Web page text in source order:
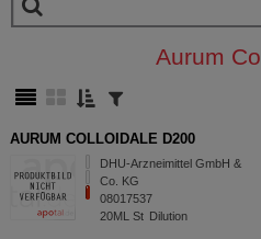
Aurum
AURUM COLLOIDALE D200
DHU-Arzneimittel GmbH &
Co. KG
08017537
20ML St Dilution